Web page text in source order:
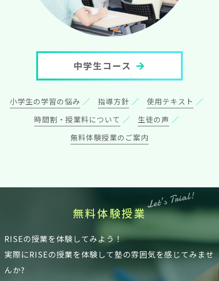
中学生コース
小学生の学習の悩み 指導方針
使用テキスト
時間割・授業料について
生徒の声
無料体験授業のご案内
無料体験授業
Let’s Trial!
RISEの授業を体験してみよう！
実際にRISEの授業を体験して塾の雰囲気を感じてみませ
んか?